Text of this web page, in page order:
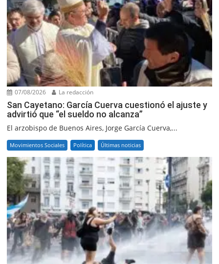
07/08/2026 La redacción
San Cayetano: García Cuerva cuestionó el ajuste y
advirtió que “el sueldo no alcanza”
El arzobispo de Buenos Aires, Jorge García Cuerva,...
Movimientos Sociales Política Últimas noticias